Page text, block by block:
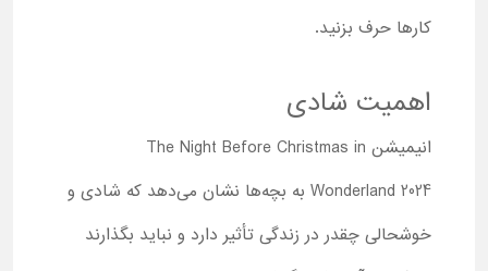
کارها حرف بزنید.
اهمیت شادی
انیمیشن The Night Before Christmas in
Wonderland 2024 به بچه‌ها نشان می‌دهد که شادی و
خوشحالی چقدر در زندگی تأثیر دارد و نباید بگذارند